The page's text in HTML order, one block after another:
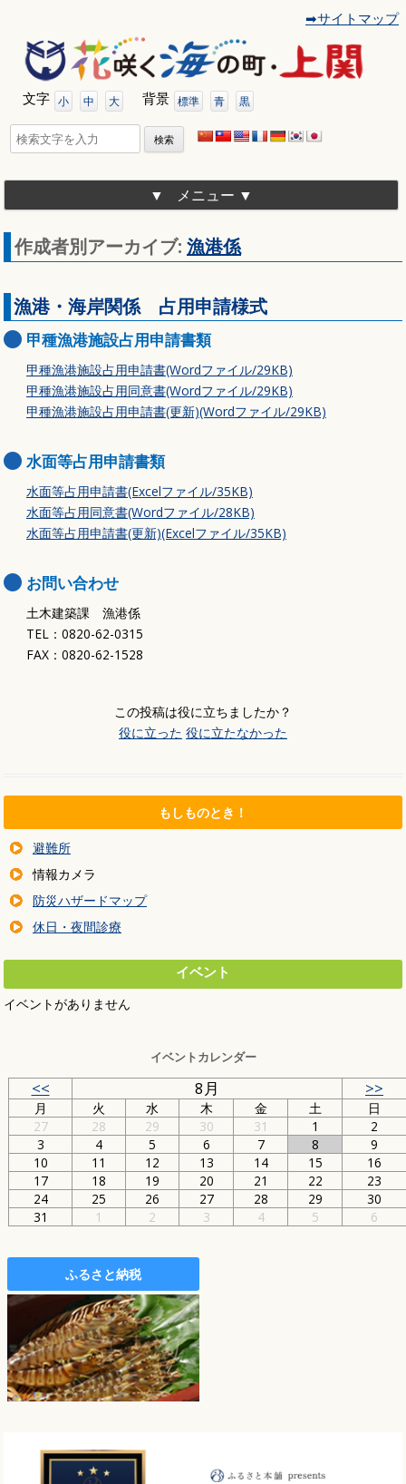
動
➡サイトマップ
文字 小 中 大 背景 標準 青 黒
検
索:
メニュー
作成者別アーカイブ: 漁港係
漁港・海岸関係 占用申請様式
甲種漁港施設占用申請書類
甲種漁港施設占用申請書(Wordファイル/29KB)
甲種漁港施設占用同意書(Wordファイル/29KB)
甲種漁港施設占用申請書(更新)(Wordファイル/29KB)
水面等占用申請書類
水面等占用申請書(Excelファイル/35KB)
水面等占用同意書(Wordファイル/28KB)
水面等占用申請書(更新)(Excelファイル/35KB)
お問い合わせ
土木建築課 漁港係
TEL：0820-62-0315
FAX：0820-62-1528
この投稿は役に立ちましたか？
役に立った 役に立たなかった
もしものとき！
避難所
情報カメラ
防災ハザードマップ
休日・夜間診療
イベント
イベントがありません
イベントカレンダー
<< 8月 >>
月 火 水 木 金 土
日
27
28 29 30 31 1
2
3
4 5 6 7 8
9
10
11 12 13 14 15
16
17
18 19 20 21 22
23
24
25 26 27 28 29
30
31
1 2 3 4 5 6
ふるさと納税